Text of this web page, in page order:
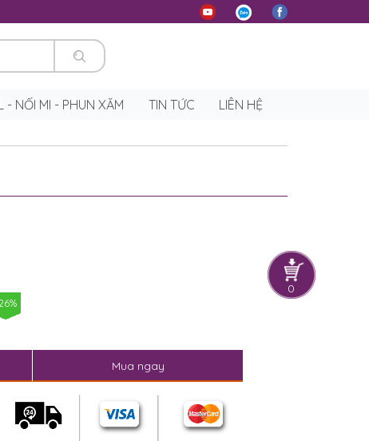
0
- NỐI MI - PHUN XĂM TIN TỨC LIÊN HỆ
Mua ngay